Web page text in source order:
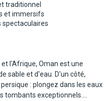
traditionnel
et immersifs
spectaculaires
l'Afrique, Oman est une
sable et d'eau. D'un côté,
: plongez dans les eaux
tombants exceptionnels.